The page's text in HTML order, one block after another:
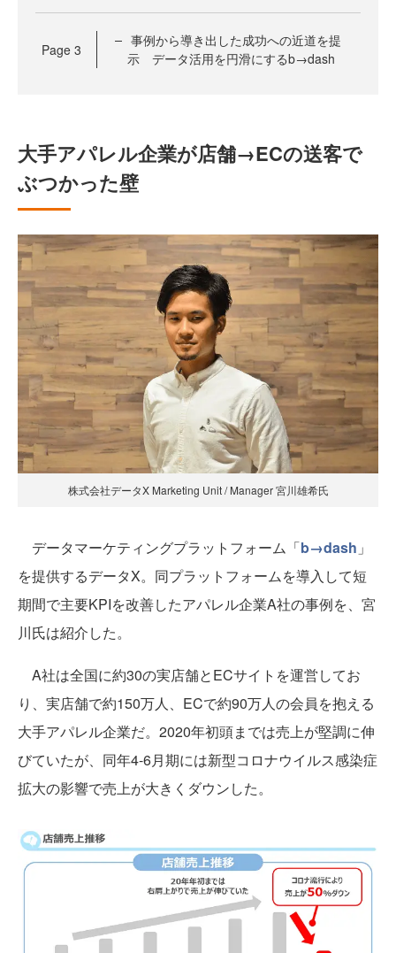
Page 3
事例から導き出した成功への近道を提
示 データ活用を円滑にするb→dash
大手アパレル企業が店舗→ECの送客で
ぶつかった壁
株式会社データX Marketing Unit / Manager 宮川雄希氏
データマーケティングプラットフォーム「b→dash 」
を提供するデータX。同プラットフォームを導入して短
期間で主要KPIを改善したアパレル企業A社の事例を、宮
川氏は紹介した。
A社は全国に約30の実店舗とECサイトを運営してお
り、実店舗で約150万人、ECで約90万人の会員を抱える
大手アパレル企業だ。2020年初頭までは売上が堅調に伸
びていたが、同年4-6月期には新型コロナウイルス感染症
拡大の影響で売上が大きくダウンした。